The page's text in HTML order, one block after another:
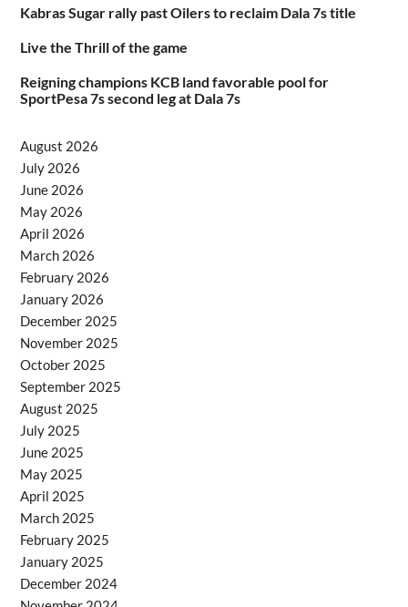
Kabras Sugar rally past Oilers to reclaim Dala 7s title
Live the Thrill of the game
Reigning champions KCB land favorable pool for
SportPesa 7s second leg at Dala 7s
August 2026
July 2026
June 2026
May 2026
April 2026
March 2026
February 2026
January 2026
December 2025
November 2025
October 2025
September 2025
August 2025
July 2025
June 2025
May 2025
April 2025
March 2025
February 2025
January 2025
December 2024